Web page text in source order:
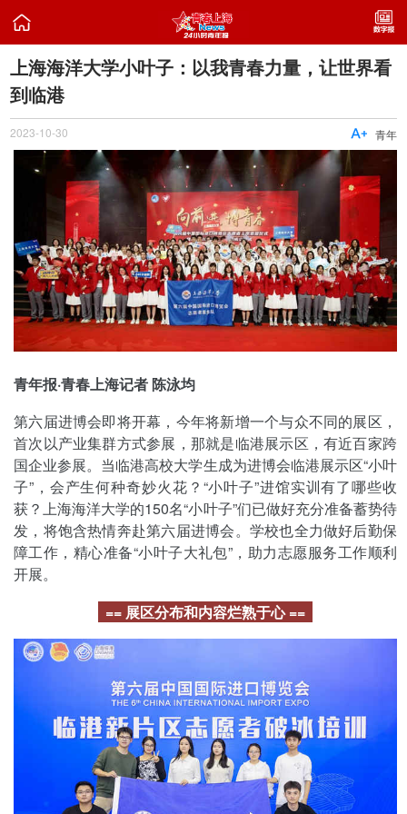

上海海洋大学小叶子：以我青春力量，让世界看
到临港
2023-10-30 青年

青年报·青春上海记者 陈泳均
第六届进博会即将开幕，今年将新增一个与众不同的展区，
首次以产业集群方式参展，那就是临港展示区，有近百家跨
国企业参展。当临港高校大学生成为进博会临港展示区“小叶
子”，会产生何种奇妙火花？“小叶子”进馆实训有了哪些收
获？上海海洋大学的150名“小叶子”们已做好充分准备蓄势待
发，将饱含热情奔赴第六届进博会。学校也全力做好后勤保
障工作，精心准备“小叶子大礼包”，助力志愿服务工作顺利
开展。
== 展区分布和内容烂熟于心 ==